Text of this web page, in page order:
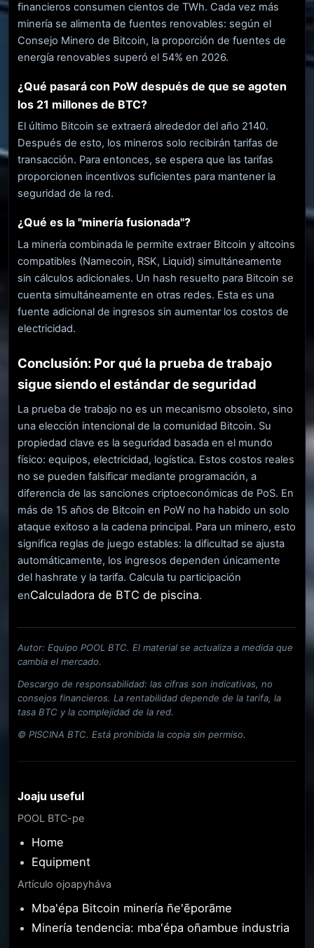
financieros consumen cientos de TWh. Cada vez más
minería se alimenta de fuentes renovables: según el
Consejo Minero de Bitcoin, la proporción de fuentes de
energía renovables superó el 54% en 2026.
¿Qué pasará con PoW después de que se agoten
los 21 millones de BTC?
El último Bitcoin se extraerá alrededor del año 2140.
Después de esto, los mineros solo recibirán tarifas de
transacción. Para entonces, se espera que las tarifas
proporcionen incentivos suficientes para mantener la
seguridad de la red.
¿Qué es la "minería fusionada"?
La minería combinada le permite extraer Bitcoin y altcoins
compatibles (Namecoin, RSK, Liquid) simultáneamente
sin cálculos adicionales. Un hash resuelto para Bitcoin se
cuenta simultáneamente en otras redes. Esta es una
fuente adicional de ingresos sin aumentar los costos de
electricidad.
Conclusión: Por qué la prueba de trabajo
sigue siendo el estándar de seguridad
La prueba de trabajo no es un mecanismo obsoleto, sino
una elección intencional de la comunidad Bitcoin. Su
propiedad clave es la seguridad basada en el mundo
físico: equipos, electricidad, logística. Estos costos reales
no se pueden falsificar mediante programación, a
diferencia de las sanciones criptoeconómicas de PoS. En
más de 15 años de Bitcoin en PoW no ha habido un solo
ataque exitoso a la cadena principal. Para un minero, esto
significa reglas de juego estables: la dificultad se ajusta
automáticamente, los ingresos dependen únicamente
del hashrate y la tarifa. Calcula tu participación
enCalculadora de BTC de piscina.
Autor: Equipo POOL BTC. El material se actualiza a medida que
cambia el mercado.
Descargo de responsabilidad: las cifras son indicativas, no
consejos financieros. La rentabilidad depende de la tarifa, la
tasa BTC y la complejidad de la red.
© PISCINA BTC. Está prohibida la copia sin permiso.
Joaju useful
POOL BTC-pe
Home
Equipment
Artículo ojoapyháva
Mba'épa Bitcoin minería ñe'ẽporãme
Minería tendencia: mba'épa oñambue industria